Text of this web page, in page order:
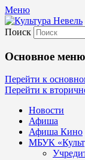
Меню
МБУК
Поиск
Основное меню
Перейти к
Перейти к
Новости
Афиша
Афиша Кино
МБУК